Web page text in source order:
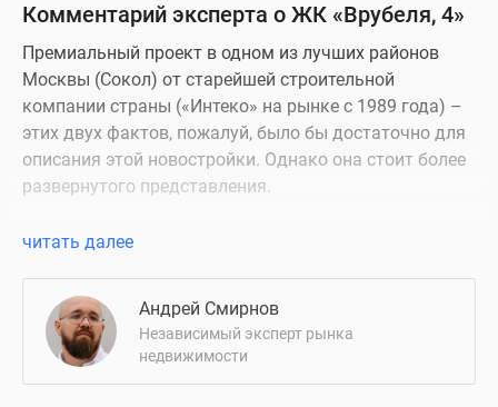
Комментарий эксперта о ЖК «Врубеля, 4»
Премиальный проект в одном из лучших районов
Москвы (Сокол) от старейшей строительной
компании страны («Интеко» на рынке с 1989 года) –
этих двух фактов, пожалуй, было бы достаточно для
описания этой новостройки. Однако она стоит более
развернутого представления.
Монолитный дом переменной этажности – 8-12
можно встретить и в премиум-сегменте. Здесь
площади 1-комнатных квартир начинаются с 53 кв.
метров, а метраж многокомнатных (тех, что
читать далее
Андрей Смирнов
Независимый эксперт рынка
недвижимости